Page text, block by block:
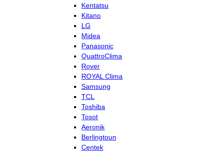
Kentatsu
Kitano
LG
Midea
Panasonic
QuattroClima
Rover
ROYAL Clima
Samsung
TCL
Toshiba
Tosot
Aeronik
Berlingtoun
Centek